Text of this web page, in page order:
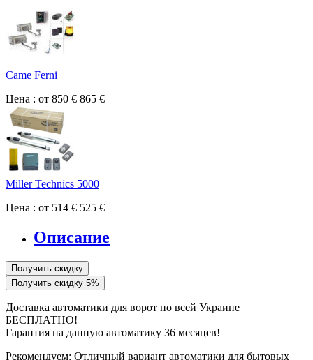
Came Ferni
Цена : от 850 € 865 €
Miller Technics 5000
Цена : от 514 € 525 €
Описание
Получить скидку
Получить скидку 5%
Доставка автоматики для ворот по всей Украине
БЕСПЛАТНО!
Гарантия на данную автоматику 36 месяцев!
Рекомендуем: Отличный вариант автоматики для бытовых